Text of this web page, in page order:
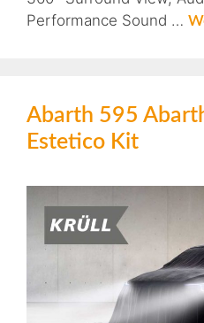
Performance Sound …
Abarth 595
Estetico Kit